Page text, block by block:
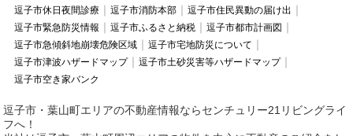
逗子市休日夜間診療
逗子市消防本部
逗子市住民異動の届け出
逗子市緊急防災情報
逗子市ふるさと納税
逗子市都市計画図
逗子市急傾斜地崩壊危険区域
逗子市宅地防災について
逗子市津波ハザードマップ
逗子市土砂災害等ハザードマップ
逗子市空き家バンク
逗子市・葉山町エリアの不動産情報ならセンチュリー21リビングライ
フへ！